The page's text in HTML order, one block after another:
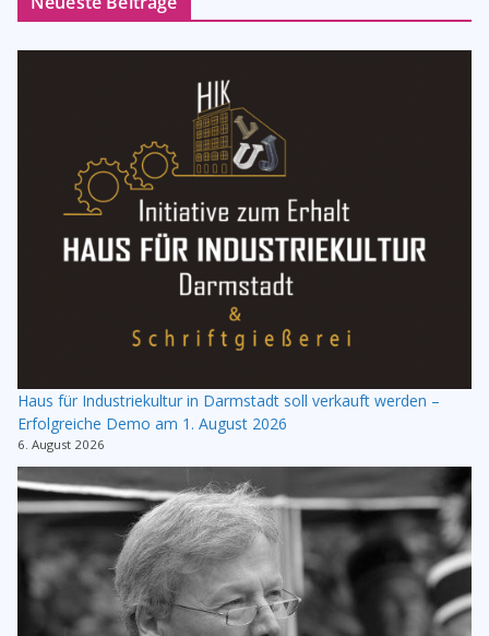
Haus für Industriekultur in Darmstadt soll verkauft werden –
Erfolgreiche Demo am 1. August 2026
6. August 2026